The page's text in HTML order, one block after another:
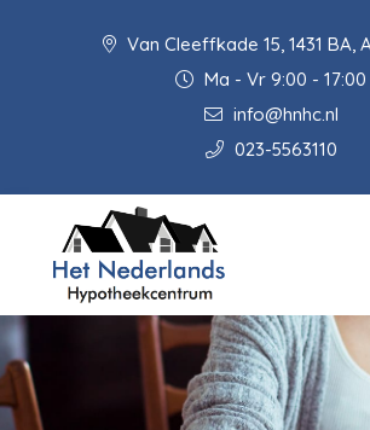
Van Cleeffkade 15, 1431 BA,
Ma - Vr 9:00 - 17:00
info@hnhc.nl
023-5563110